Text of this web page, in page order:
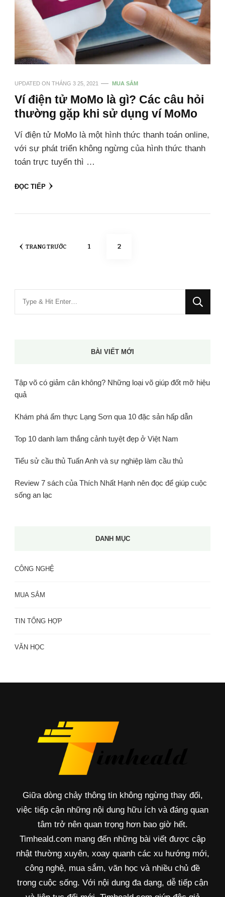
UPDATED ON THÁNG 3 25, 2021 MUA SẮM
Ví điện tử MoMo là gì? Các câu hỏi
thường gặp khi sử dụng ví MoMo
Ví điện tử MoMo là một hình thức thanh toán online,
với sự phát triển không ngừng của hình thức thanh
toán trực tuyến thì …
ĐỌC TIẾP
Phân
viết
TRANG TRƯỚC TRANG
1 TRANG
2
BÀI VIẾT MỚI
Tập võ có giảm cân không? Những loại võ giúp đốt mỡ hiệu
quả
Khám phá ẩm thực Lạng Sơn qua 10 đặc sản hấp dẫn
Top 10 danh lam thắng cảnh tuyệt đẹp ở Việt Nam
Tiểu sử cầu thủ Tuấn Anh và sự nghiệp làm cầu thủ
Review 7 sách của Thích Nhất Hạnh nên đọc để giúp cuộc
sống an lạc
DANH MỤC
CÔNG NGHỆ
MUA SẮM
TIN TỔNG HỢP
VĂN HỌC
Giữa dòng chảy thông tin không ngừng thay đổi,
việc tiếp cận những nội dung hữu ích và đáng quan
tâm trở nên quan trọng hơn bao giờ hết.
Timheald.com mang đến những bài viết được cập
nhật thường xuyên, xoay quanh các xu hướng mới,
công nghệ, mua sắm, văn học và nhiều chủ đề
trong cuộc sống. Với nội dung đa dạng, dễ tiếp cận